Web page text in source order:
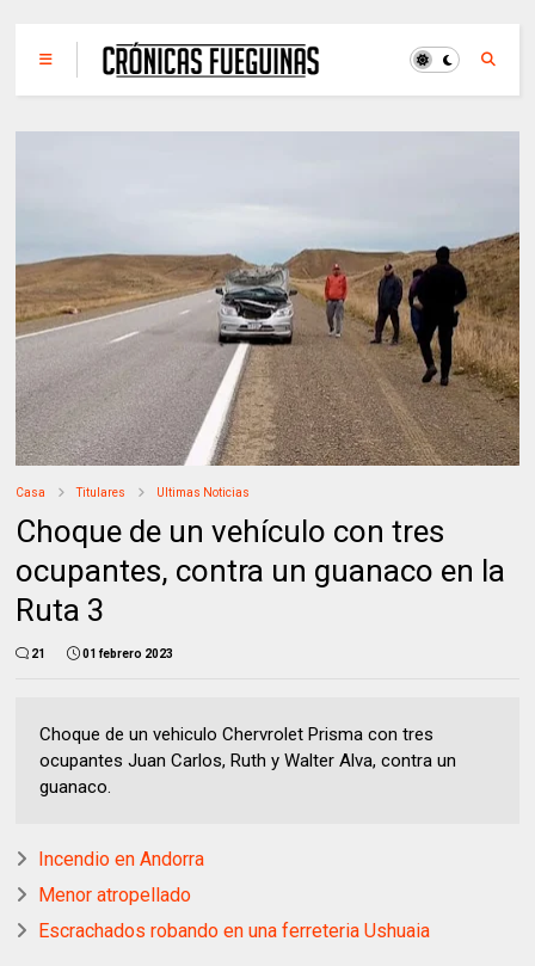
Casa Titulares Ultimas Noticias
Choque de un vehículo con tres
ocupantes, contra un guanaco en la
Ruta 3
21 01 febrero 2023
Choque de un vehiculo Chervrolet Prisma con tres
ocupantes Juan Carlos, Ruth y Walter Alva, contra un
guanaco.
Incendio en Andorra
Menor atropellado
Escrachados robando en una ferreteria Ushuaia